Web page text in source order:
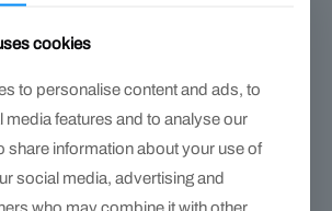
$119.000
cookies
to personalise content and ads, to
media features and to analyse our
share information about your use of
social media, advertising and
who may combine it with other